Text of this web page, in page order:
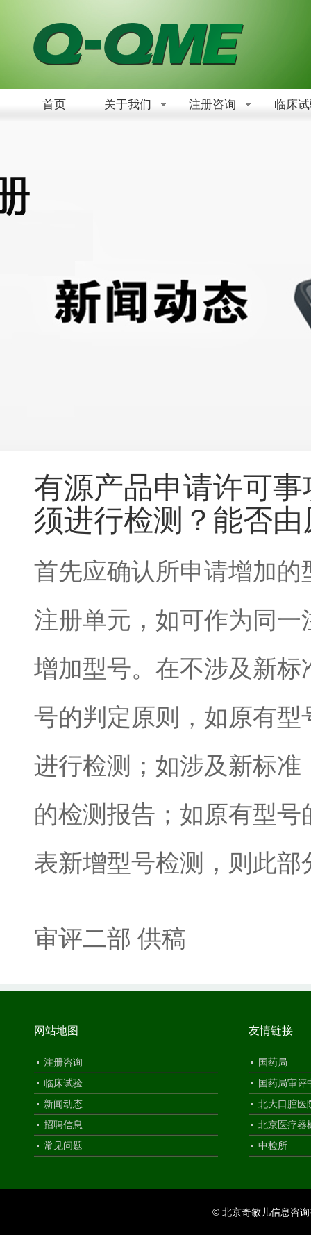
首页 关于我们 注册咨询 临床
有源产品申请许可
须进行检测？能否
首先应确认所申请增加
注册单元，如可作为同
增加型号。在不涉及新
号的判定原则，如原有
进行检测；如涉及新标
的检测报告；如原有型
表新增型号检测，则此
审评二部 供稿
网站地图
注册咨询
临床试验
新闻动态
招聘信息
常见问题
友情链接
国药局
国药局审评
北大口腔医
北京医疗器
中检所
© 北京奇敏儿信息咨